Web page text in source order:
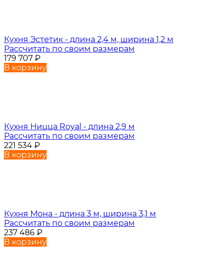
Кухня Эстетик - длина 2,4 м, ширина 1,2 м
Рассчитать по своим размерам
179 707 ₽
В корзину
Кухня Ницца Royal - длина 2,9 м
Рассчитать по своим размерам
221 534 ₽
В корзину
Кухня Мона - длина 3 м, ширина 3,1 м
Рассчитать по своим размерам
237 486 ₽
В корзину